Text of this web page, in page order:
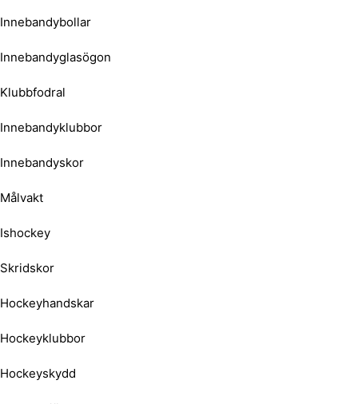
Innebandybollar
Innebandyglasögon
Klubbfodral
Innebandyklubbor
Innebandyskor
Målvakt
Ishockey
Skridskor
Hockeyhandskar
Hockeyklubbor
Hockeyskydd